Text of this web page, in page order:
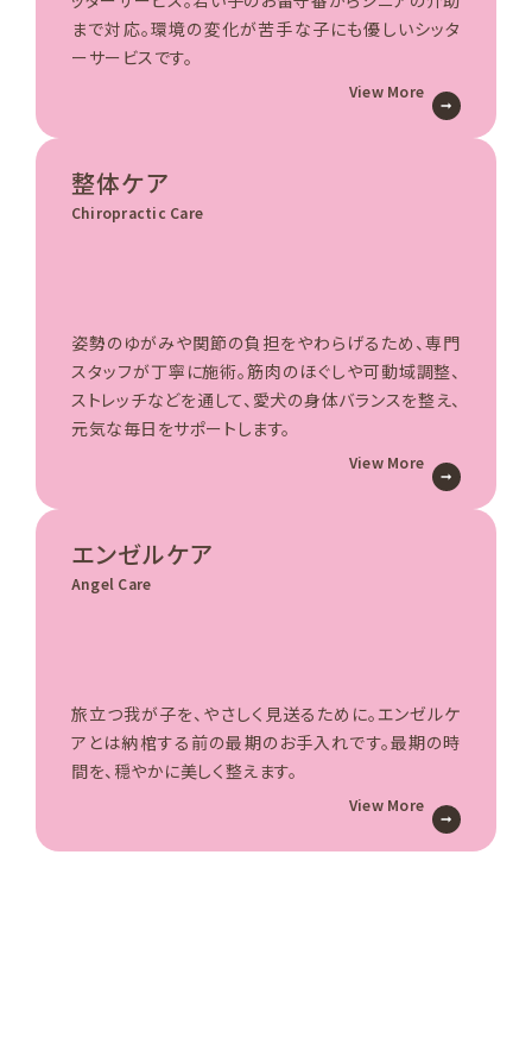
まで対応。環境の変化が苦手な子にも優しいシッタ
ーサービスです。
View More
整体ケア
Chiropractic Care
姿勢のゆがみや関節の負担をやわらげるため、専門
スタッフが丁寧に施術。筋肉のほぐしや可動域調整、
ストレッチなどを通して、愛犬の身体バランスを整え、
元気な毎日をサポートします。
View More
エンゼルケア
Angel Care
旅立つ我が子を、やさしく見送るために。エンゼルケ
アとは納棺する前の最期のお手入れです。最期の時
間を、穏やかに美しく整えます。
View More